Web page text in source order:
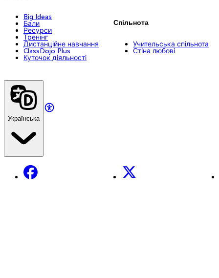
Big Ideas
Бали
Ресурси
Тренінг
Дистанційне навчання
ClassDojo Plus
Куточок діяльності
Спільнота
Учительська спільнота
Стіна любові
Українська
Facebook X